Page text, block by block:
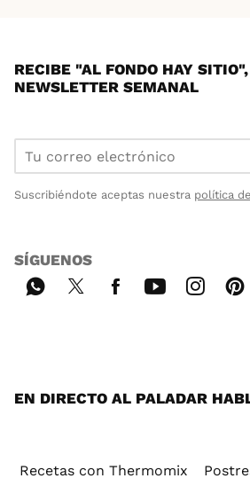
RECIBE "AL FONDO HAY
NEWSLETTER SEMANAL
Suscribiéndote aceptas nuestra política
SÍGUENOS
EN DIRECTO AL PALADAR
Recetas con Thermomix